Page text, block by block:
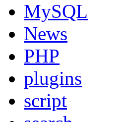
MySQL
News
PHP
plugins
script